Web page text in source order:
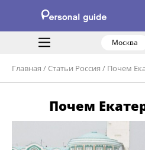
Москва
Главная / Статьи Россия / Почем
Почем